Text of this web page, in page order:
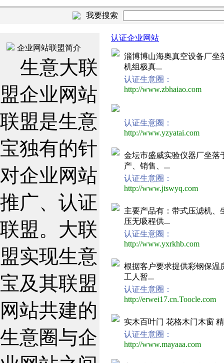
我要搜索
企业网站联盟简介
生意大联
盟企业网站
联盟是生意
宝独有的针
对企业网站
推广、认证
联盟。大联
盟实现生意
宝及其联盟
网站共建的
生意圈与企
认证企业网站
淄博博山海奥真空设备厂坐
机组极真...
认证生意圈：
http://www.zbhaiao.com
认证生意圈：
http://www.yzyatai.com
金坛市盛威实验仪器厂坐落
产、销售、...
认证生意圈：
http://www.jtswyq.com
主要产品有：带式压滤机、
压无吸程供...
认证生意圈：
http://www.yxrkhb.com
根据客户要求提供彩钢保温
工人暂...
认证生意圈：
http://erwei17.cn.Toocle.com
实木百叶门 花格木门木窗
认证生意圈：
http://www.mayaaa.com